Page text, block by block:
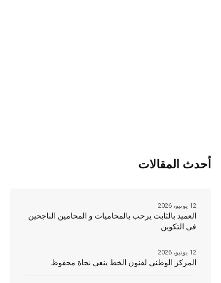
أحدث المقالات
العميد بالثابت يرحب بالمحاميات و المحامين الناجحين
في التكوين
12 يونيو، 2026
المركز الوطني لفنون الخط ينعى نجاة محفوظ
12 يونيو، 2026